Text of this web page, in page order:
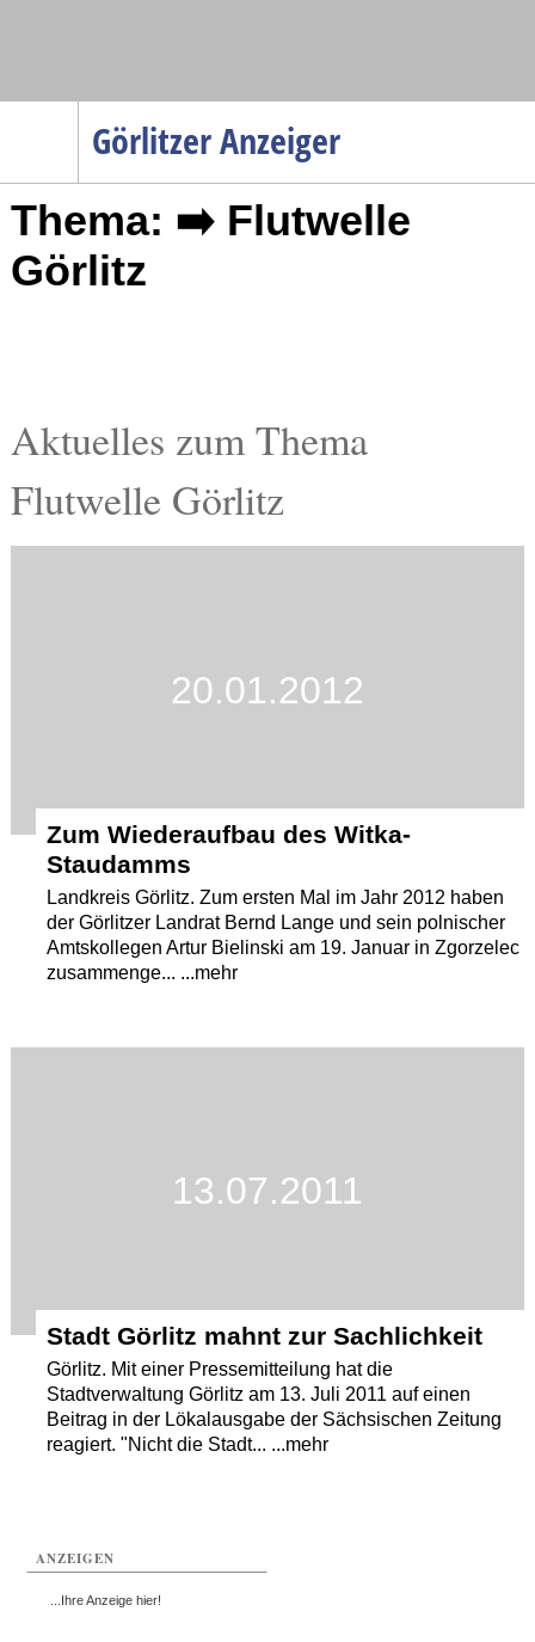
Görlitzer Anzeiger
Menüpunkte
Startseite
Gesellschaft
Gesundheit
Kultur
Thema: ➡️ Flutwelle
Görlitz
Aktuelles zum Thema
Flutwelle Görlitz
20.01.2012
Zum Wiederaufbau des Witka-
Staudamms
Landkreis Görlitz. Zum ersten Mal im Jahr 2012 haben
der Görlitzer Landrat Bernd Lange und sein polnischer
Amtskollegen Artur Bielinski am 19. Januar in Zgorzelec
zusammenge... ...mehr
13.07.2011
Stadt Görlitz mahnt zur Sachlichkeit
Görlitz. Mit einer Pressemitteilung hat die
Stadtverwaltung Görlitz am 13. Juli 2011 auf einen
Beitrag in der Lökalausgabe der Sächsischen Zeitung
reagiert. "Nicht die Stadt... ...mehr
ANZEIGEN
...Ihre Anzeige hier!